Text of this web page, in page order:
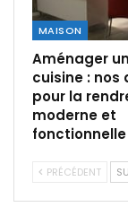
MAISON
Aménager
cuisine : nos
pour la
moderne et
fonctionnelle
PRÉCÉDENT